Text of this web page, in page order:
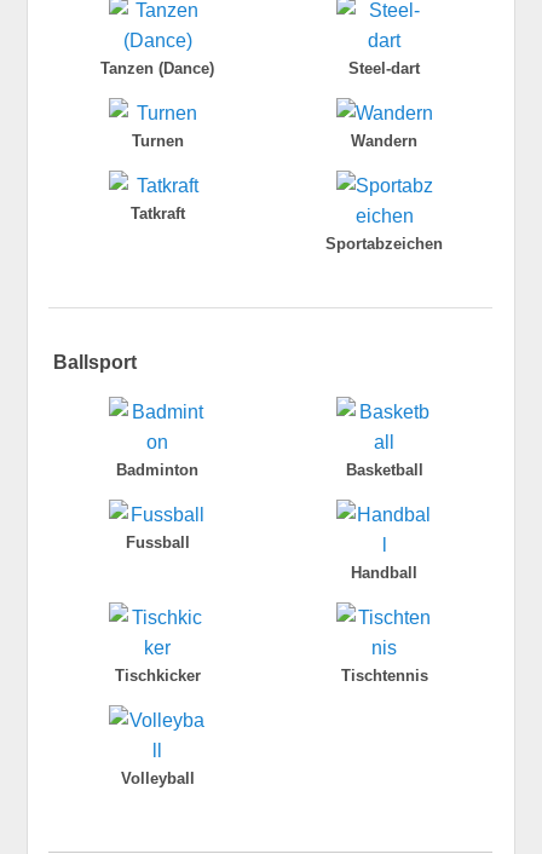
Tanzen (Dance) Steel-dart
Turnen Wandern
Tatkraft
Sportabzeichen
Ballsport
Badminton Basketball
Fussball
Handball
Tischkicker Tischtennis
Volleyball